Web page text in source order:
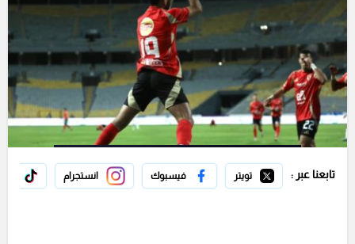
تابعنا عبر : تويتر فيسبوك انستجرام